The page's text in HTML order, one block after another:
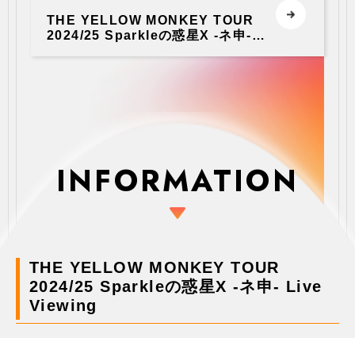
THE YELLOW MONKEY TOUR
2024/25 Sparkleの惑星X -ネ申-
INFORMATION
THE YELLOW MONKEY TOUR
2024/25 Sparkleの惑星X -ネ申- Live
Viewing